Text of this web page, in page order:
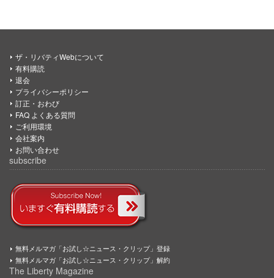
ザ・リバティWebについて
有料購読
退会
プライバシーポリシー
訂正・おわび
FAQ よくある質問
ご利用環境
会社案内
お問い合わせ
subscribe
無料メルマガ「お試し☆ニュース・クリップ」登録
無料メルマガ「お試し☆ニュース・クリップ」解約
The Liberty Magazine